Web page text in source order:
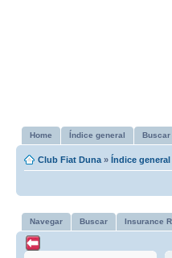
Home Índice general Buscar
Club Fiat Duna » Índice general
Navegar Buscar Insurance